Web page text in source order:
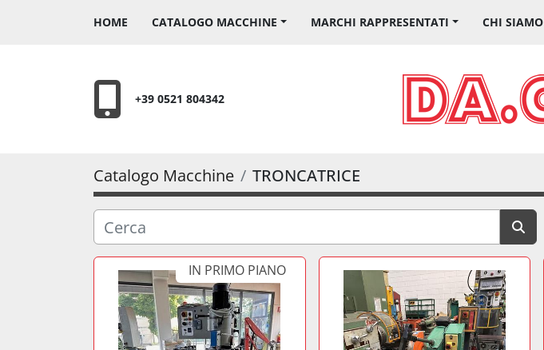
HOME CATALOGO MACCHINE MARCHI RAPPRESENTATI CHI SIAMO
+39 0521 804342
Catalogo Macchine TRONCATRICE
IN PRIMO PIANO